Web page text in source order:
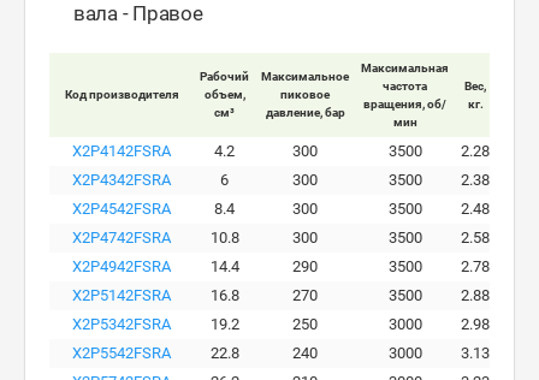
вала - Правое
Код производителя
Рабочий
объем,
см³
Максимальное
пиковое
давление, бар
Максимальная
частота
вращения, об/
мин
Вес,
кг.
X2P4142FSRA 4.2 300 3500 2.28
X2P4342FSRA
6 300 3500 2.38
X2P4542FSRA
8.4 300 3500 2.48
X2P4742FSRA
10.8 300 3500 2.58
X2P4942FSRA
14.4 290 3500 2.78
X2P5142FSRA
16.8 270 3500 2.88
X2P5342FSRA
19.2 250 3000 2.98
X2P5542FSRA
22.8 240 3000 3.13